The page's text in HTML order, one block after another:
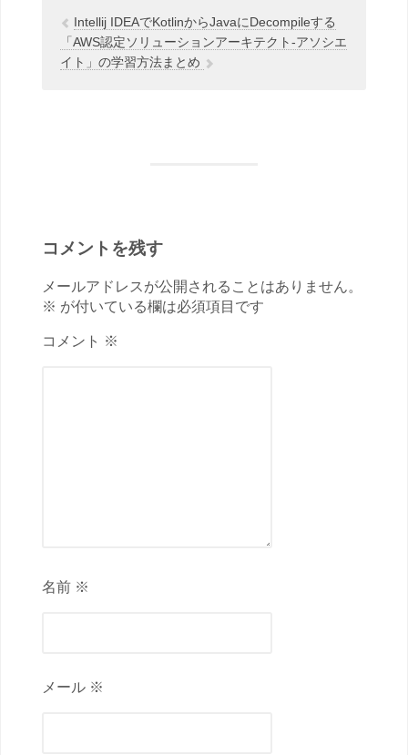
Intellij IDEAでKotlinからJavaにDecompileする
「AWS認定ソリューションアーキテクト-アソシエ
イト」の学習方法まとめ
コメントを残す
メールアドレスが公開されることはありません。
※ が付いている欄は必須項目です
コメント ※
名前 ※
メール ※